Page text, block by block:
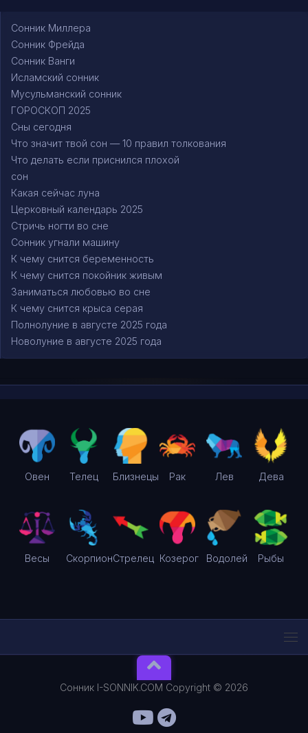
Сонник Миллера
Сонник Фрейда
Сонник Ванги
Исламский сонник
Мусульманский сонник
ГОРОСКОП 2025
Сны сегодня
Что значит твой сон — 10 правил толкования
Что делать если приснился плохой
сон
Какая сейчас луна
Церковный календарь 2025
Стричь ногти во сне
Сонник угнали машину
К чему снится беременность
К чему снится покойник живым
Заниматься любовью во сне
К чему снится крыса серая
Полнолуние в августе 2025 года
Новолуние в августе 2025 года
Овен Телец Близнецы Рак Лев Дева
Весы СкорпионСтрелец Козерог Водолей Рыбы
Сонник I-SONNIK.COM Copyright © 2026